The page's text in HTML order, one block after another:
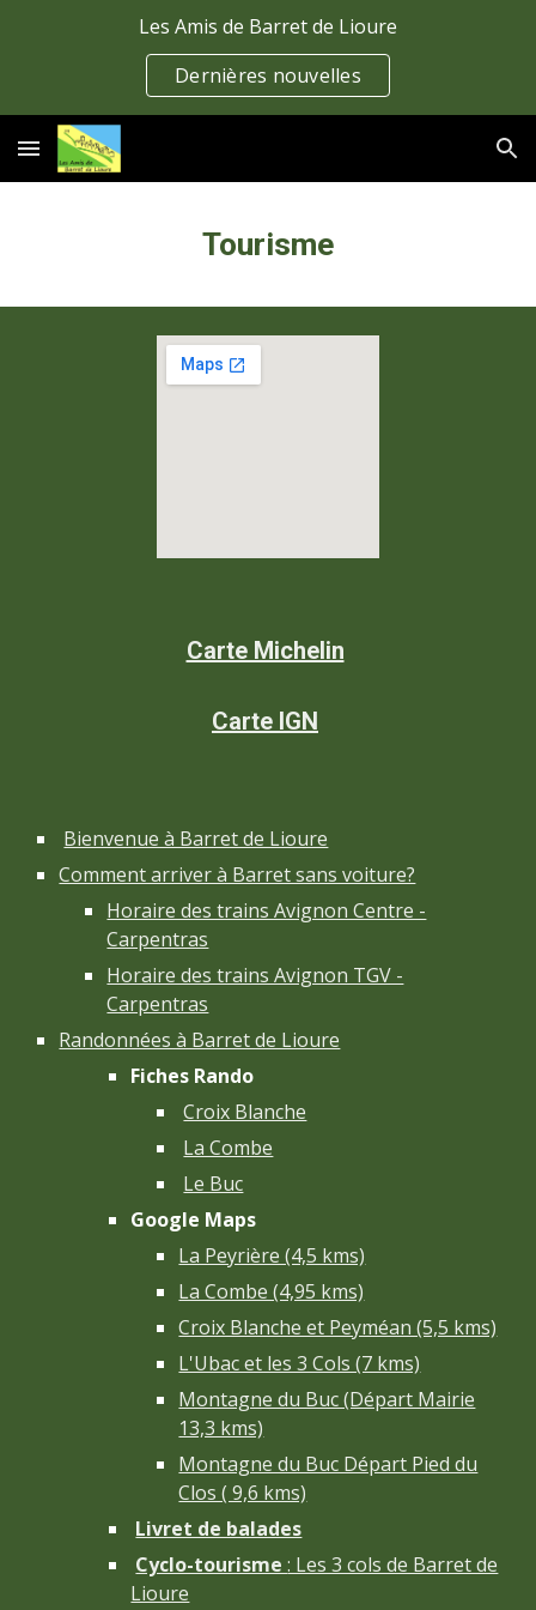
Les Amis de Barret de Lioure
Dernières nouvelles
Tourisme
Carte Michelin
Carte IGN
Bienvenue à Barret de Lioure
Comment arriver à Barret sans voiture?
Horaire des trains Avignon Centre -
Carpentras
Horaire des trains Avignon TGV -
Carpentras
Randonnées à Barret de Lioure
Fiches Rando
Croix Blanche
La Combe
Le Buc
Google Maps
La Peyrière (4,5 kms)
La Combe (4,95 kms)
Croix Blanche et Peyméan (5,5 kms)
L'Ubac et les 3 Cols (7 kms)
Montagne du Buc (Départ Mairie
13,3 kms)
Montagne du Buc Départ Pied du
Clos ( 9,6 kms)
Livret de balades
Cyclo-tourisme: Les 3 cols de Barret de
Lioure